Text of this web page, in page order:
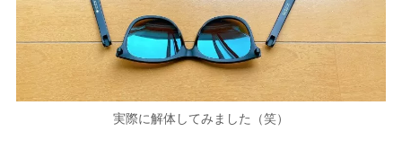
実際に解体してみました（笑）